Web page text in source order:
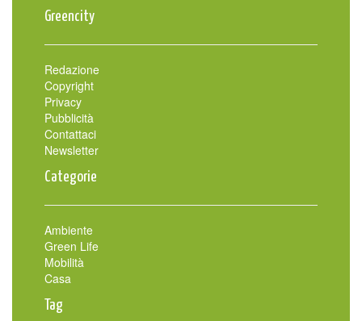
Greencity
Redazione
Copyright
Privacy
Pubblicità
Contattaci
Newsletter
Categorie
Ambiente
Green Life
Mobilità
Casa
Tag